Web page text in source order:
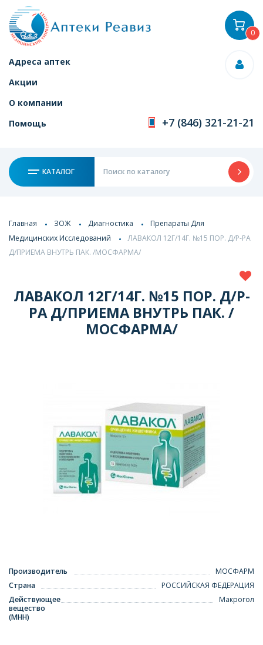
Адреса аптек
Акции
О компании
Помощь
+7 (846) 321-21-21
КАТАЛОГ
0
Главная ЗОЖ Диагностика
Препараты Для
Медицинских Исследований
ЛАВАКОЛ 12Г/14Г. №15 ПОР. Д/Р-РА
Д/ПРИЕМА ВНУТРЬ ПАК. /МОСФАРМА/
ЛАВАКОЛ 12Г/14Г. №15 ПОР. Д/Р-
РА Д/ПРИЕМА ВНУТРЬ ПАК. /
МОСФАРМА/
Производитель
МОСФАРМ
Страна
РОССИЙСКАЯ ФЕДЕРАЦИЯ
Действующее
вещество
(МНН)
Макрогол